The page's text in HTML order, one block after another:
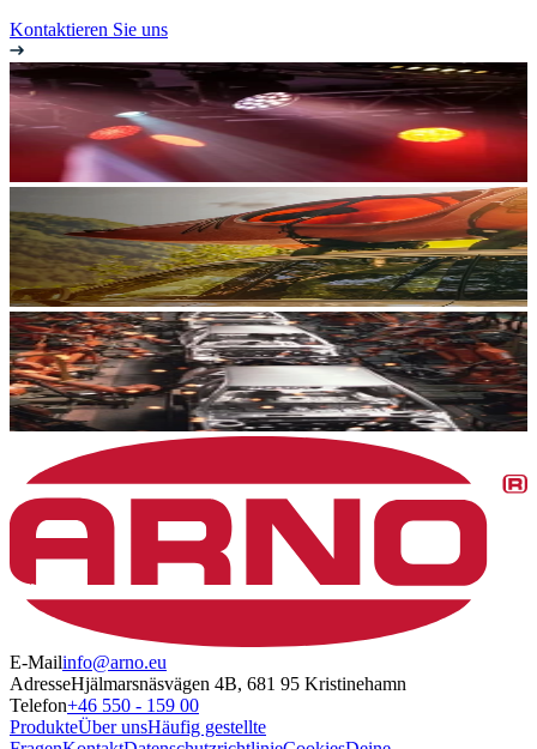
Kontaktieren Sie uns
E-Mailinfo@arno.eu
AdresseHjälmarsnäsvägen 4B, 681 95 Kristinehamn
Telefon+46 550 - 159 00
ProdukteÜber unsHäufig gestellte